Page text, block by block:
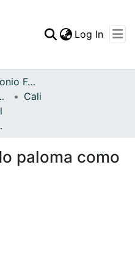
Statistics
Log In
Archivo del Patrimonio Fotográfico y Fílmico del Valle del Cauca
Occidente
Cali
de paz
paloma como